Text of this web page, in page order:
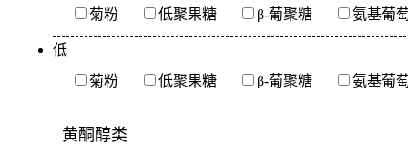
菊粉
低聚果糖 β-葡聚糖 氨基葡
低
菊粉
低聚果糖 β-葡聚糖 氨基葡
黄酮醇类